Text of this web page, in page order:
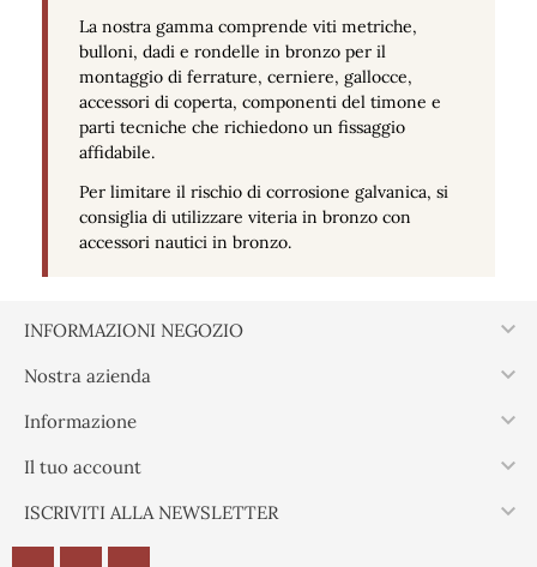
La nostra gamma comprende viti metriche,
bulloni, dadi e rondelle in bronzo per il
montaggio di ferrature, cerniere, gallocce,
accessori di coperta, componenti del timone e
parti tecniche che richiedono un fissaggio
affidabile.
Per limitare il rischio di corrosione galvanica, si
consiglia di utilizzare viteria in bronzo con
accessori nautici in bronzo.
INFORMAZIONI NEGOZIO 
Nostra azienda 
Informazione 
Il tuo account 
ISCRIVITI ALLA NEWSLETTER 